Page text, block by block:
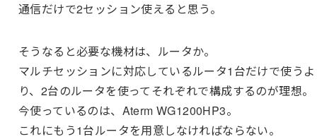
通信だけで2セッション使えると思う。
そうなると必要な機材は、ルータか。
マルチセッションに対応しているルータ1台だけで使うよ
り、2台のルータを使ってそれぞれで構成するのが理想。
今使っているのは、Aterm WG1200HP3。
これにもう1台ルータを用意しなければならない。